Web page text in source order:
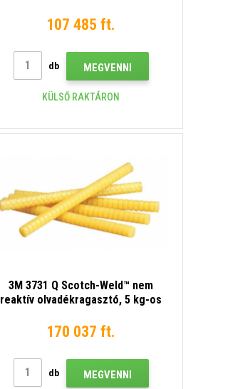
107 485 ft.
db MEGVENNI
KÜLSŐ RAKTÁRON
3M 3731 Q Scotch-Weld™ nem
reaktív olvadékragasztó, 5 kg-os
170 037 ft.
db MEGVENNI